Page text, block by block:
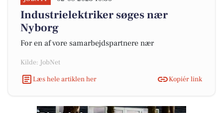
Industrielektriker søges nær
Nyborg
For en af vore samarbejdspartnere nær
Kilde: JobNet
Læs hele artiklen her
Kopiér link